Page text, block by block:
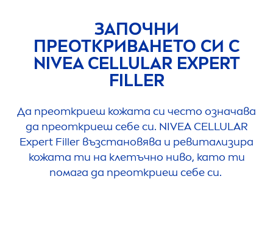
ЗАПОЧНИ
ПРЕОТКРИВАНЕТО СИ С
NIVEA CELLULAREXPERT
FILLER
Да преоткриеш кожата си често означава
да преоткриеш себе си. NIVEA CELLULAR
Expert Filler възстановява и ревитализира
кожата ти на клетъчно ниво, като ти
помага да преоткриеш себе си.